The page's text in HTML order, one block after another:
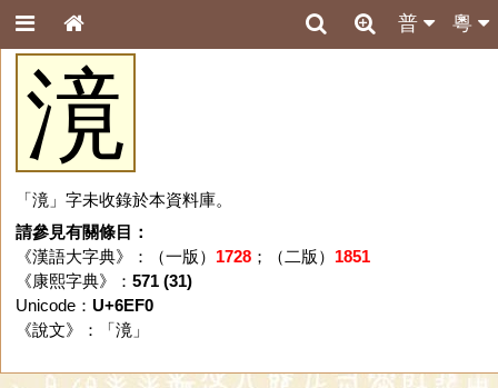
粵
普
滰
「滰」字未收錄於本資料庫。
請參見有關條目：
《漢語大字典》：（一版） 1728；（二版） 1851
《康熙字典》： 571 (31)
Unicode： U+6EF0
《說文》：「 滰」